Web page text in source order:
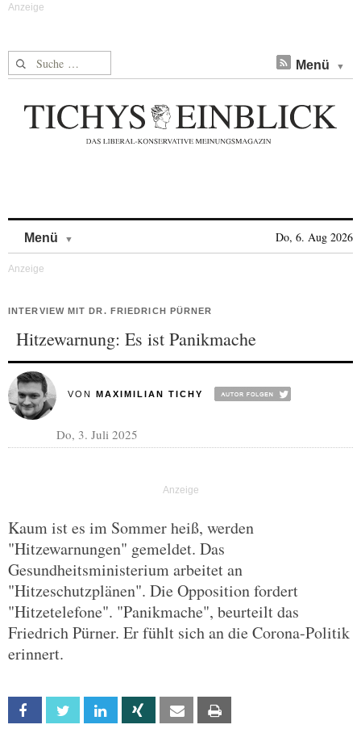
Suche nach: Menü
Menü Do, 6. Aug 2026
INTERVIEW MIT DR. FRIEDRICH PÜRNER
Hitzewarnung: Es ist Panikmache
VON MAXIMILIAN TICHY
Do, 3. Juli 2025
Kaum ist es im Sommer heiß, werden
"Hitzewarnungen" gemeldet. Das
Gesundheitsministerium arbeitet an
"Hitzeschutzplänen". Die Opposition fordert
"Hitzetelefone". "Panikmache", beurteilt das
Friedrich Pürner. Er fühlt sich an die Corona-Politik
erinnert.
Facebook Twitter Linkedin Xing Email